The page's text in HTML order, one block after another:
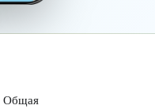
Общая